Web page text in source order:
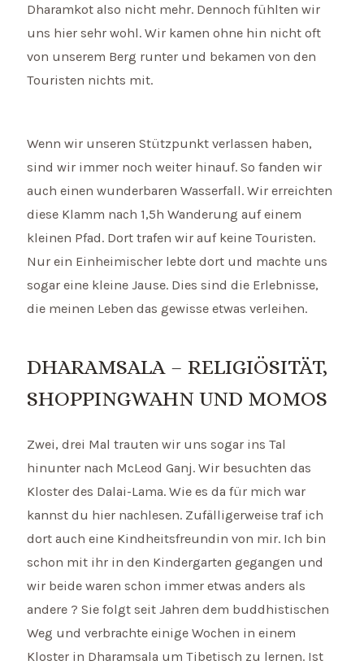
Dharamkot also nicht mehr. Dennoch fühlten wir
uns hier sehr wohl. Wir kamen ohne hin nicht oft
von unserem Berg runter und bekamen von den
Touristen nichts mit.
Wenn wir unseren Stützpunkt verlassen haben,
sind wir immer noch weiter hinauf. So fanden wir
auch einen wunderbaren Wasserfall. Wir erreichten
diese Klamm nach 1,5h Wanderung auf einem
kleinen Pfad. Dort trafen wir auf keine Touristen.
Nur ein Einheimischer lebte dort und machte uns
sogar eine kleine Jause. Dies sind die Erlebnisse,
die meinen Leben das gewisse etwas verleihen.
DHARAMSALA – RELIGIÖSITÄT,
SHOPPINGWAHN UND MOMOS
Zwei, drei Mal trauten wir uns sogar ins Tal
hinunter nach McLeod Ganj. Wir besuchten das
Kloster des Dalai-Lama. Wie es da für mich war
kannst du hier nachlesen. Zufälligerweise traf ich
dort auch eine Kindheitsfreundin von mir. Ich bin
schon mit ihr in den Kindergarten gegangen und
wir beide waren schon immer etwas anders als
andere ? Sie folgt seit Jahren dem buddhistischen
Weg und verbrachte einige Wochen in einem
Kloster in Dharamsala um Tibetisch zu lernen. Ist